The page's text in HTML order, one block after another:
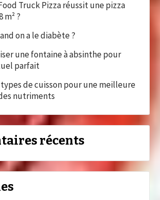
Truck Pizza réussit une pizza
m² ?
on a le diabète ?
une fontaine à absinthe pour
parfait
de cuisson pour une meilleure
nutriments
récents